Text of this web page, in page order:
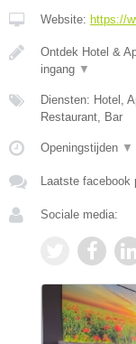
Website: https://
Ontdek Hotel &
ingang ▼
Diensten: Hotel,
Restaurant, Bar
Openingstijden ▼
Laatste facebook
Sociale media: